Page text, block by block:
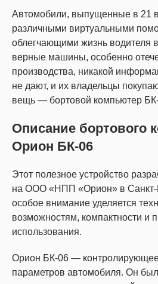
Автомобили, выпущенные в 21
различными виртуальными
облегчающими жизнь водителя
верные машины, особенно
производства, никакой
не дают, и их владельцы
вещь — бортовой компьютер
Описание бортового
Орион БК-06
Этот полезное устройство
на ООО «НПП «Орион» в Санкт-
особое внимание уделяется
возможностям, компактности и
использования.
Орион БК-06 —
параметров автомобиля. Он